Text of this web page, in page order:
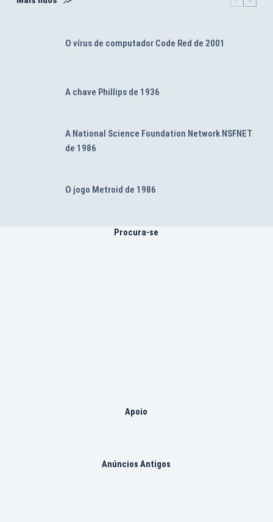
O vírus de computador Code Red de 2001
A chave Phillips de 1936
A National Science Foundation Network NSFNET
de 1986
O jogo Metroid de 1986
Procura-se
Apoio
Anúncios Antigos